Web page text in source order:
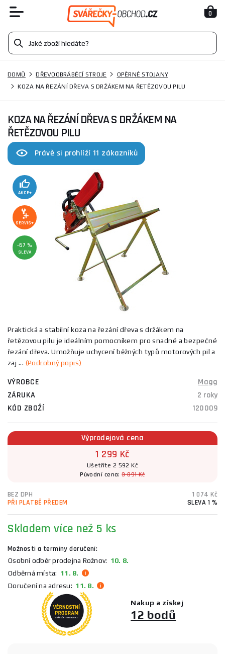
0
DOMŮ DŘEVOOBRÁBĚCÍ STROJE
OPĚRNÉ STOJANY
KOZA NA ŘEZÁNÍ DŘEVA S DRŽÁKEM NA ŘETĚZOVOU PILU
KOZA NA ŘEZÁNÍ DŘEVA S DRŽÁKEM NA
ŘETĚZOVOU PILU
Právě si prohlíží 11 zákazníků
AKCE+
SERVIS+
-67 %
SLEVA
Praktická a stabilní koza na řezání dřeva s držákem na
řetězovou pilu je ideálním pomocníkem pro snadné a bezpečné
řezání dřeva. Umožňuje uchycení běžných typů motorových pil a
zaj ... (Podrobný popis)
VÝROBCE
Magg
ZÁRUKA
2 roky
KÓD ZBOŽÍ
120009
Výprodejová cena
1 299 Kč
Ušetříte 2 592 Kč
Původní cena:3 891 Kč
BEZ DPH
1 074 Kč
PŘI PLATBĚ PŘEDEM
SLEVA 1 %
Skladem více než 5 ks
Možnosti a termíny doručení:
Osobní odběr prodejna Rožnov: 10. 8.
Odběrná místa: 11. 8.
Doručení na adresu: 11. 8.
Nakup a získej
12 bodů